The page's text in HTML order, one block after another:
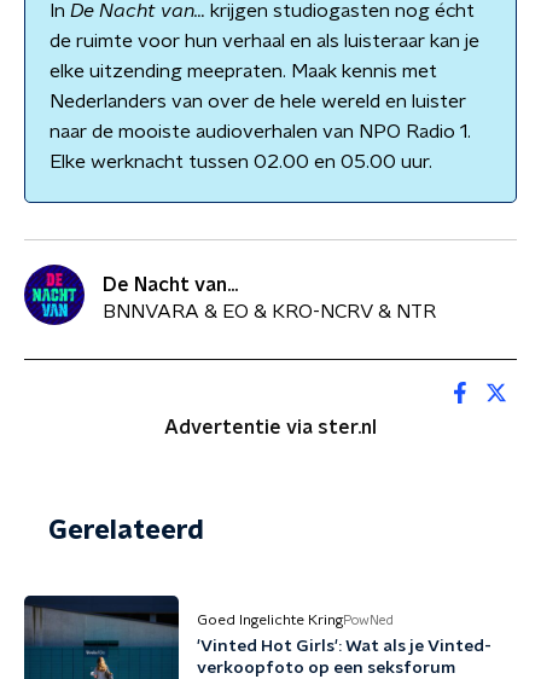
In De Nacht van… krijgen studiogasten nog écht
de ruimte voor hun verhaal en als luisteraar kan je
elke uitzending meepraten. Maak kennis met
Nederlanders van over de hele wereld en luister
naar de mooiste audioverhalen van NPO Radio 1.
Elke werknacht tussen 02.00 en 05.00 uur.
De Nacht van...
BNNVARA & EO & KRO-NCRV & NTR
Advertentie via ster.nl
Gerelateerd
Goed Ingelichte KringPowNed
'Vinted Hot Girls': Wat als je Vinted-
verkoopfoto op een seksforum